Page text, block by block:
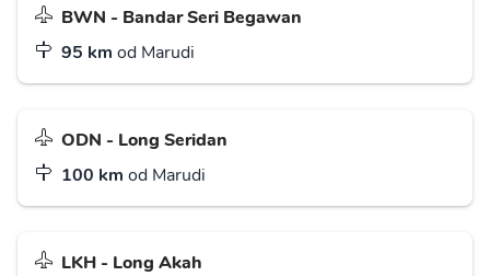
BWN - Bandar Seri Begawan
95 km od Marudi
ODN - Long Seridan
100 km od Marudi
LKH - Long Akah